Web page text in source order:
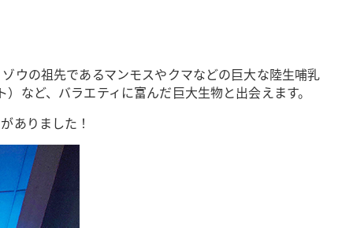
ウの祖先であるマンモスやクマなどの巨大な陸生哺乳
など、バラエティに富んだ巨大生物と出会えます。
ありました！